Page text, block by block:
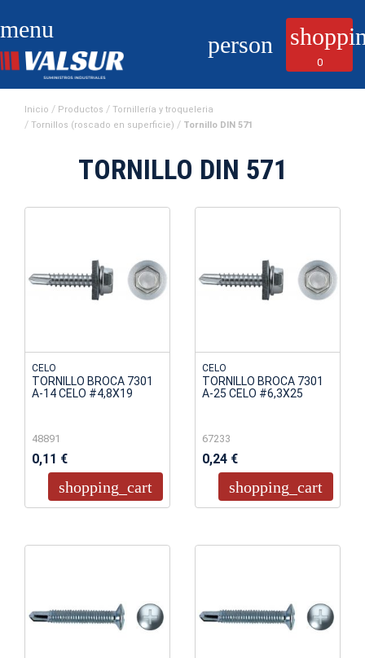
menu
person
0
Inicio Productos
Tornillería y troqueleria
Tornillos (roscado en superficie)
Tornillo DIN 571
TORNILLO DIN 571
CELO
TORNILLO BROCA 7301
A-14 CELO #4,8X19
48891
0,11 €
shopping_cart
CELO
TORNILLO BROCA 7301
A-25 CELO #6,3X25
67233
0,24 €
shopping_cart